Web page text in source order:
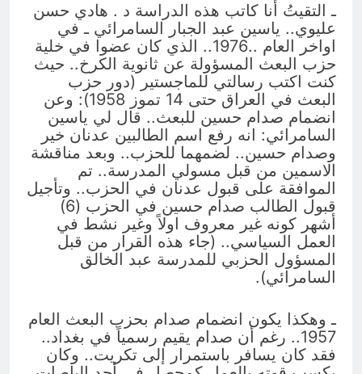
ـ التقيتُ أنا كاتب هذه الدراسة د . هادي حسن
عليوي.. ياسين عبد الجبار السامرائي ـ في
اواخر العام ..1976.. الذي كان عضوا في خلية
حزب البعث المسؤولة عن ثانوية الكرخ.. حيث
كنت اكتب رسالتي للماجستير (دور حزب
البعث في العراق حتى 14 تموز 1958): وعن
انضمام صدام حسين للبعث.. قال لي ياسين
السامرائي: انه رفع اسم الطالبين عدنان خير
وصدام حسين.. لضمهما للحزب.. وبعد مناقشة
الاسمين من قبل مسولي المدرسة.. تم
الموافقة على قبول عدنان في الحزب.. وتأجيل
قبول الطالب صدام حسين في الحزب (6)
أشهر كونه غير معروف اولاً وغير نشط في
العمل السياسي.. (جاء هذه القرار من قبل
المسؤول الحزبي للمدرسة عبد الخالق
السامرائي).
ـ وهكذا يكون انضمام صدام بحزب البعث العام
1957.. رغم أن صدام يقيم رسمياً في بغداد..
فقد كان يسافر باستمرار إلى تكريت.. وكان